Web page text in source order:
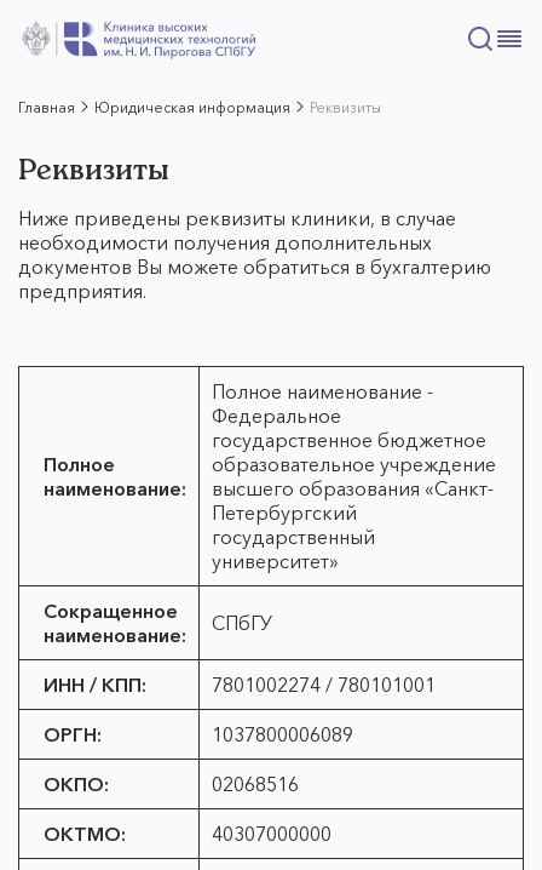
Главная Юридическая информация Реквизиты
Реквизиты
Ниже приведены реквизиты клиники, в случае
необходимости получения дополнительных
документов Вы можете обратиться в бухгалтерию
предприятия.
Полное
наименование:
Полное наименование -
Федеральное
государственное бюджетное
образовательное учреждение
высшего образования «Санкт-
Петербургский
государственный
университет»
Сокращенное
наименование:
СПбГУ
ИНН / КПП: 7801002274 / 780101001
ОРГН: 1037800006089
ОКПО: 02068516
ОКТМО: 40307000000